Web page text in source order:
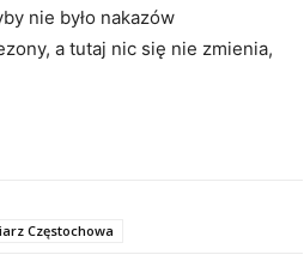
nie było nakazów
a tutaj nic się nie zmienia,
Częstochowa